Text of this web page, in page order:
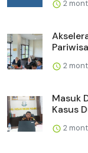
2
2
Masuk
Kasus
2